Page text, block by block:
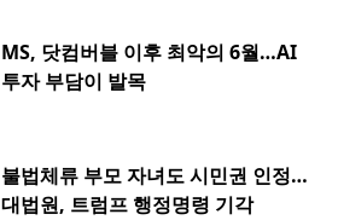
MS, 닷컴버블 이후 최악의 6월…AI
투자 부담이 발목
불법체류 부모 자녀도 시민권 인정…
대법원, 트럼프 행정명령 기각